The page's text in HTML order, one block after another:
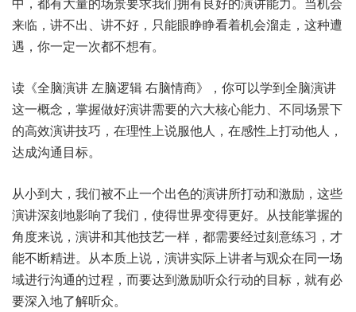
来临，讲不出、讲不好，只能眼睁睁看着机会溜走，这种遭
遇，你一定一次都不想有。
读《全脑演讲 左脑逻辑 右脑情商》，你可以学到全脑演讲
这一概念，掌握做好演讲需要的六大核心能力、不同场景下
的高效演讲技巧，在理性上说服他人，在感性上打动他人，
达成沟通目标。
从小到大，我们被不止一个出色的演讲所打动和激励，这些
演讲深刻地影响了我们，使得世界变得更好。从技能掌握的
角度来说，演讲和其他技艺一样，都需要经过刻意练习，才
能不断精进。从本质上说，演讲实际上讲者与观众在同一场
域进行沟通的过程，而要达到激励听众行动的目标，就有必
要深入地了解听众。